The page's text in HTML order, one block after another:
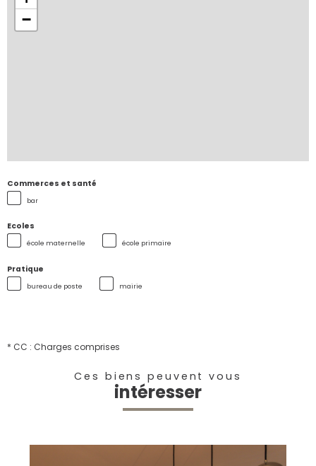
−
Commerces et santé
bar
Ecoles
école maternelle école primaire
Pratique
bureau de poste mairie
* CC : Charges comprises
Ces biens peuvent vous
intéresser